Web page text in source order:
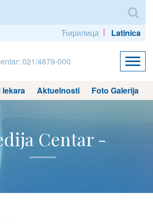
Ћирилица Latinica
021/4879-000
lekara Aktuelnosti Foto Galerija
Centar -